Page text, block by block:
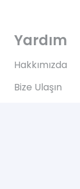
Yardım
Hakkımızda
Bize Ulaşın